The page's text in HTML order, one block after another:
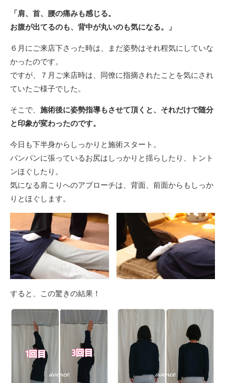
「肩、首、腰の痛みも感じる。
お腹が出てるのも、背中が丸いのも気になる。」
６月にご来店下さった時は、まだ姿勢はそれ程気にしていな
かったのです。
ですが、７月ご来店時は、同僚に指摘されたことを気にされ
ていたご様子でした。
そこで、 施術後に姿勢指導もさせて頂くと、それだけで随分
と印象が変わったのです。
今日も下半身からしっかりと施術スタート。
パンパンに張っているお尻はしっかりと揺らしたり、トント
ンほぐしたり。
気になる肩こりへのアプローチは、背面、前面からもしっか
りとほぐします。
すると、この驚きの結果！